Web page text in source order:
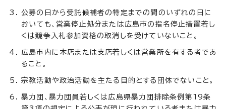
公募の日から受託候補者の特定までの間のいずれの日に
おいても、営業停止処分または広島市の指名停止措置若し
くは競争入札参加資格の取消しを受けていないこと。
広島市内に本店または支店若しくは営業所を有する者であ
ること。
宗教活動や政治活動を主たる目的とする団体でないこと。
暴力団、暴力団員若しくは広島県暴力団排除条例第19条